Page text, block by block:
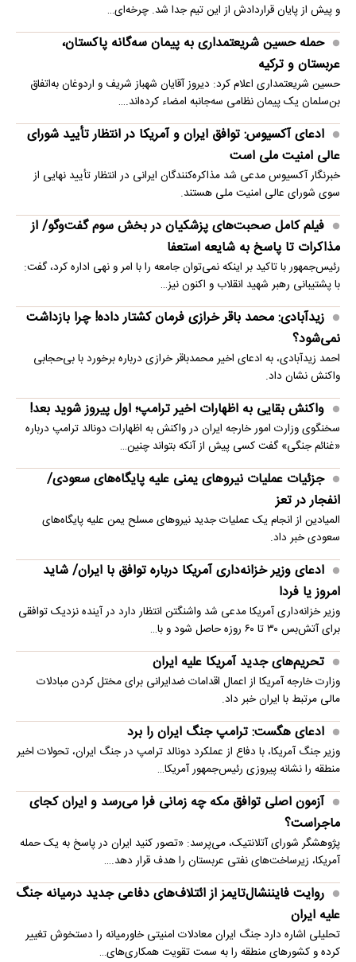
و پیش از پایان قراردادش از این تیم جدا شد. چرخه‌ای…
حمله حسین شریعتمداری به پیمان سه‌گانه پاکستان،
عربستان و ترکیه
حسین شریعتمداری اعلام کرد: دیروز آقایان شهباز شریف و اردوغان به‌اتفاق
بن‌سلمان یک پیمان نظامی سه‌جانبه امضاء کرده‌اند.…
ادعای آکسیوس: توافق ایران و آمریکا در انتظار تأیید شورای
عالی امنیت ملی است
خبرنگار آکسیوس مدعی شد مذاکره‌کنندگان ایرانی در انتظار تأیید نهایی از
سوی شورای عالی امنیت ملی هستند.
فیلم کامل صحبت‌های پزشکیان در بخش سوم گفت‌وگو/ از
مذاکرات تا پاسخ به شایعه استعفا
رئیس‌جمهور با تاکید بر اینکه نمی‌توان جامعه را با امر و نهی اداره کرد، گفت:
با پشتیبانی رهبر شهید انقلاب و اکنون نیز…
زیدآبادی: محمد باقر خرازی فرمان کشتار داده! چرا بازداشت
نمی‌شود؟
احمد زیدآبادی، به ادعای اخیر محمدباقر خرازی درباره برخورد با بی‌حجابی
واکنش نشان داد.
واکنش بقایی به اظهارات اخیر ترامپ؛ اول پیروز شوید بعد!
سخنگوی وزارت امور خارجه ایران در واکنش به اظهارات دونالد ترامپ درباره
«غنائم جنگی» گفت کسی پیش از آنکه بتواند چنین…
جزئیات عملیات نیروهای یمنی علیه پایگاه‌های سعودی/
انفجار در تعز
المیادین از انجام یک عملیات جدید نیروهای مسلح یمن علیه پایگاه‌های
سعودی خبر داد.
ادعای وزیر خزانه‌داری آمریکا درباره توافق با ایران/ شاید
امروز یا فردا
وزیر خزانه‌داری آمریکا مدعی شد واشنگتن انتظار دارد در آینده نزدیک توافقی
برای آتش‌بس ۳۰ تا ۶۰ روزه حاصل شود و با…
تحریم‌های جدید آمریکا علیه ایران
وزارت خارجه آمریکا از اعمال اقدامات ضدایرانی برای مختل کردن مبادلات
مالی مرتبط با ایران خبر داد.
ادعای هگست: ترامپ جنگ ایران را برد
وزیر جنگ آمریکا، با دفاع از عملکرد دونالد ترامپ در جنگ ایران، تحولات اخیر
منطقه را نشانه پیروزی رئیس‌جمهور آمریکا…
آزمون اصلی توافق مکه چه زمانی فرا می‌رسد و ایران کجای
ماجراست؟
پژوهشگر شورای آتلانتیک، می‌پرسد: «تصور کنید ایران در پاسخ به یک حمله
آمریکا، زیرساخت‌های نفتی عربستان را هدف قرار دهد.…
روایت فایننشال‌تایمز از ائتلاف‌های دفاعی جدید درمیانه جنگ
علیه ایران
تحلیلی اشاره دارد جنگ ایران معادلات امنیتی خاورمیانه را دستخوش تغییر
کرده و کشورهای منطقه را به سمت تقویت همکاری‌های…